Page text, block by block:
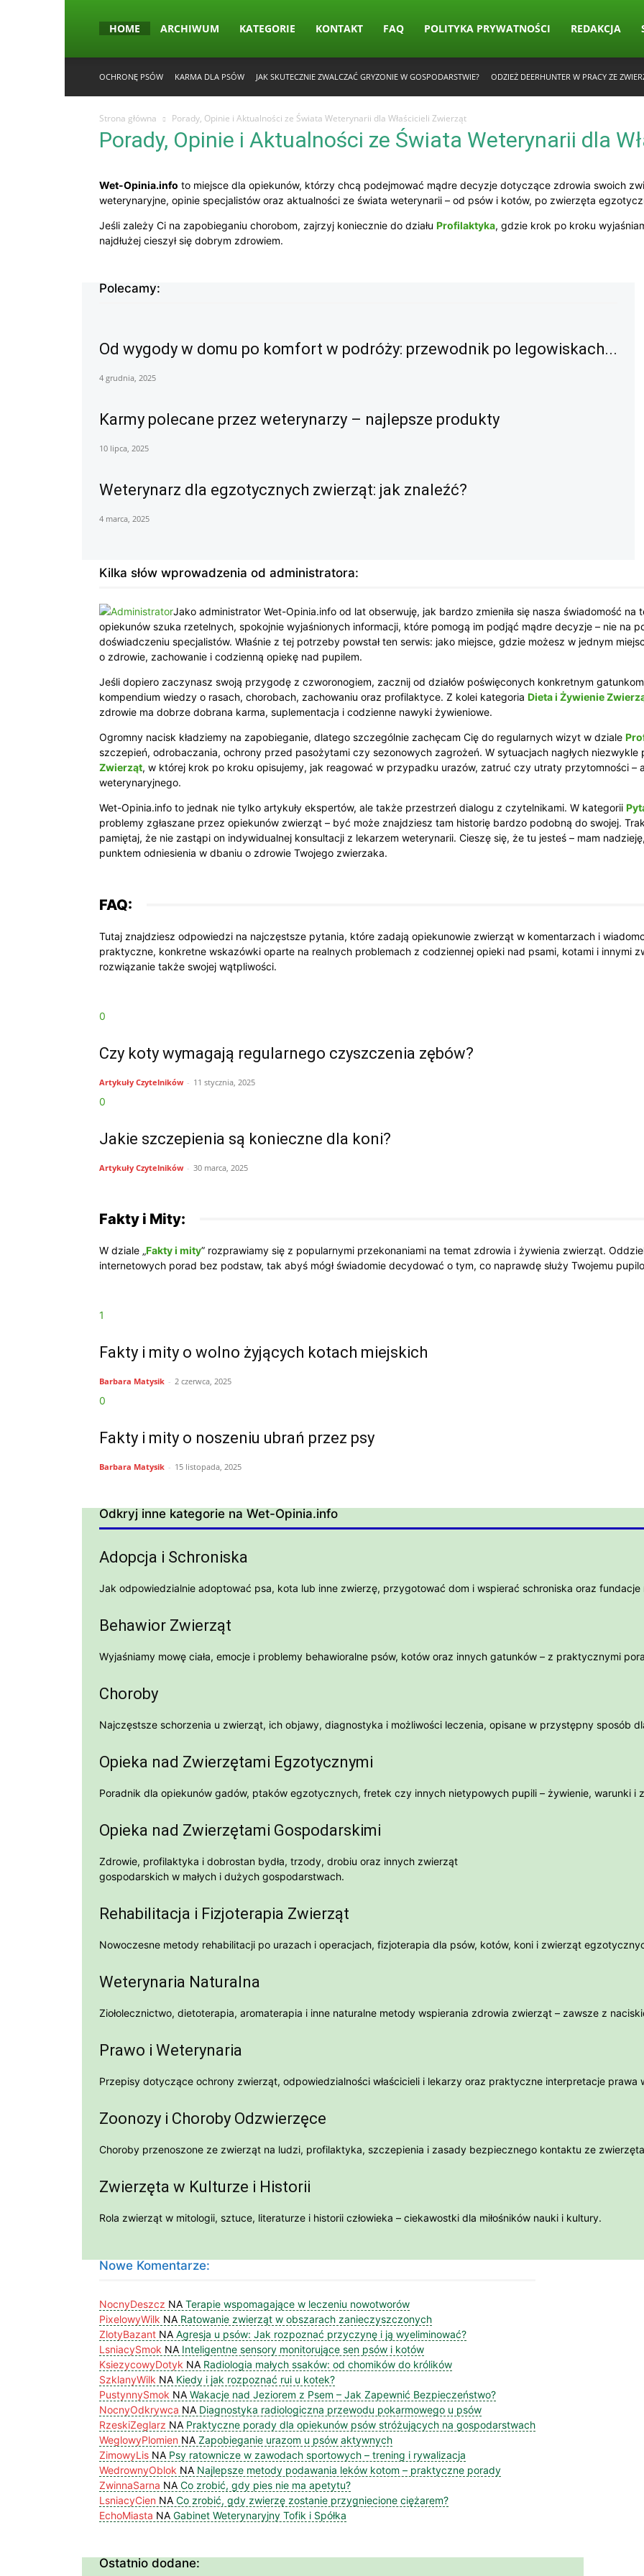
HOME ARCHIWUM KATEGORIE KONTAKT FAQ POLITYKA PRYWATNOŚCI REDAKCJA
OCHRONĘ PSÓW KARMA DLA PSÓW JAK SKUTECZNIE ZWALCZAĆ GRYZONIE W GOSPODARSTWIE? ODZIEŻ DEERHUNTER W PRACY ZE
Strona główna Porady, Opinie i Aktualności ze Świata Weterynarii dla Właścicieli Zwierząt
Porady, Opinie i Aktualności ze Świata Weterynarii dla
Wet-Opinia.info to miejsce dla opiekunów, którzy chcą podejmować mądre decyzje dotyczące zdrowia swoich
weterynaryjne, opinie specjalistów oraz aktualności ze świata weterynarii – od psów i kotów, po zwierzęta
Jeśli zależy Ci na zapobieganiu chorobom, zajrzyj koniecznie do działu Profilaktyka, gdzie krok po kroku
najdłużej cieszył się dobrym zdrowiem.
Polecamy:
Od wygody w domu po komfort w podróży: przewodnik po legowiskach...
4 grudnia, 2025
Karmy polecane przez weterynarzy – najlepsze produkty
10 lipca, 2025
Weterynarz dla egzotycznych zwierząt: jak znaleźć?
4 marca, 2025
Kilka słów wprowadzenia od administratora:
Jako administrator Wet-Opinia.info od lat obserwuję, jak bardzo zmieniła się nasza świadomość
opiekunów szuka rzetelnych, spokojnie wyjaśnionych informacji, które pomogą im podjąć mądre decyzje – nie na
doświadczeniu specjalistów. Właśnie z tej potrzeby powstał ten serwis: jako miejsce, gdzie możesz w jednym
o zdrowie, zachowanie i codzienną opiekę nad pupilem.
Jeśli dopiero zaczynasz swoją przygodę z czworonogiem, zacznij od działów poświęconych konkretnym
kompendium wiedzy o rasach, chorobach, zachowaniu oraz profilaktyce. Z kolei kategoria Dieta i Żywienie
zdrowie ma dobrze dobrana karma, suplementacja i codzienne nawyki żywieniowe.
Ogromny nacisk kładziemy na zapobieganie, dlatego szczególnie zachęcam Cię do regularnych wizyt w dziale
szczepień, odrobaczania, ochrony przed pasożytami czy sezonowych zagrożeń. W sytuacjach nagłych niezwykle
Zwierząt, w której krok po kroku opisujemy, jak reagować w przypadku urazów, zatruć czy utraty przytomności –
weterynaryjnego.
Wet-Opinia.info to jednak nie tylko artykuły ekspertów, ale także przestrzeń dialogu z czytelnikami. W kategorii
problemy zgłaszane przez opiekunów zwierząt – być może znajdziesz tam historię bardzo podobną do swojej.
pamiętaj, że nie zastąpi on indywidualnej konsultacji z lekarzem weterynarii. Cieszę się, że tu jesteś – mam
punktem odniesienia w dbaniu o zdrowie Twojego zwierzaka.
FAQ:
Tutaj znajdziesz odpowiedzi na najczęstsze pytania, które zadają opiekunowie zwierząt w komentarzach i
praktyczne, konkretne wskazówki oparte na realnych problemach z codziennej opieki nad psami, kotami i innymi
rozwiązanie także swojej wątpliwości.
0
Czy koty wymagają regularnego czyszczenia zębów?
Artykuły Czytelników - 11 stycznia, 2025
0
Jakie szczepienia są konieczne dla koni?
Artykuły Czytelników - 30 marca, 2025
Fakty i Mity:
W dziale „Fakty i mity” rozprawiamy się z popularnymi przekonaniami na temat zdrowia i żywienia zwierząt.
internetowych porad bez podstaw, tak abyś mógł świadomie decydować o tym, co naprawdę służy Twojemu
1
Fakty i mity o wolno żyjących kotach miejskich
Barbara Matysik - 2 czerwca, 2025
0
Fakty i mity o noszeniu ubrań przez psy
Barbara Matysik - 15 listopada, 2025
Odkryj inne kategorie na Wet-Opinia.info
Adopcja i Schroniska
Jak odpowiedzialnie adoptować psa, kota lub inne zwierzę, przygotować dom i wspierać schroniska oraz fundacje
Behawior Zwierząt
Wyjaśniamy mowę ciała, emocje i problemy behawioralne psów, kotów oraz innych gatunków – z praktycznymi
Choroby
Najczęstsze schorzenia u zwierząt, ich objawy, diagnostyka i możliwości leczenia, opisane w przystępny sposób
Opieka nad Zwierzętami Egzotycznymi
Poradnik dla opiekunów gadów, ptaków egzotycznych, fretek czy innych nietypowych pupili – żywienie, warunki i
Opieka nad Zwierzętami Gospodarskimi
Zdrowie, profilaktyka i dobrostan bydła, trzody, drobiu oraz innych zwierząt
gospodarskich w małych i dużych gospodarstwach.
Rehabilitacja i Fizjoterapia Zwierząt
Nowoczesne metody rehabilitacji po urazach i operacjach, fizjoterapia dla psów, kotów, koni i zwierząt
Weterynaria Naturalna
Ziołolecznictwo, dietoterapia, aromaterapia i inne naturalne metody wspierania zdrowia zwierząt – zawsze z
Prawo i Weterynaria
Przepisy dotyczące ochrony zwierząt, odpowiedzialności właścicieli i lekarzy oraz praktyczne interpretacje prawa
Zoonozy i Choroby Odzwierzęce
Choroby przenoszone ze zwierząt na ludzi, profilaktyka, szczepienia i zasady bezpiecznego kontaktu ze
Zwierzęta w Kulturze i Historii
Rola zwierząt w mitologii, sztuce, literaturze i historii człowieka – ciekawostki dla miłośników nauki i kultury.
Nowe Komentarze:
NocnyDeszcz NA Terapie wspomagające w leczeniu nowotworów
PixelowyWilk NA Ratowanie zwierząt w obszarach zanieczyszczonych
ZlotyBazant NA Agresja u psów: Jak rozpoznać przyczynę i ją wyeliminować?
LsniacySmok NA Inteligentne sensory monitorujące sen psów i kotów
KsiezycowyDotyk NA Radiologia małych ssaków: od chomików do królików
SzklanyWilk NA Kiedy i jak rozpoznać rui u kotek?
PustynnySmok NA Wakacje nad Jeziorem z Psem – Jak Zapewnić Bezpieczeństwo?
NocnyOdkrywca NA Diagnostyka radiologiczna przewodu pokarmowego u psów
RzeskiZeglarz NA Praktyczne porady dla opiekunów psów stróżujących na gospodarstwach
WeglowyPlomien NA Zapobieganie urazom u psów aktywnych
ZimowyLis NA Psy ratownicze w zawodach sportowych – trening i rywalizacja
WedrownyOblok NA Najlepsze metody podawania leków kotom – praktyczne porady
ZwinnaSarna NA Co zrobić, gdy pies nie ma apetytu?
LsniacyCien NA Co zrobić, gdy zwierzę zostanie przygniecione ciężarem?
EchoMiasta NA Gabinet Weterynaryjny Tofik i Spółka
Ostatnio dodane: